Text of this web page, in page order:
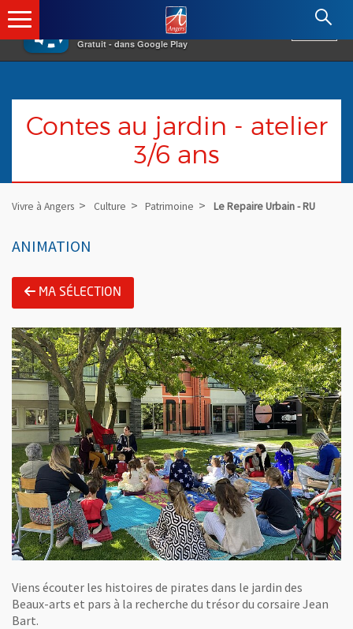
×
Gratuit - dans Google Play
Angers.fr : Retour à l'accueil
Contes au jardin - atelier
3/6 ans
Vivre à Angers Culture Patrimoine Le Repaire Urbain - RU
ANIMATION
MA SÉLECTION
Viens écouter les histoires de pirates dans le jardin des
Beaux-arts et pars à la recherche du trésor du corsaire Jean
Bart.